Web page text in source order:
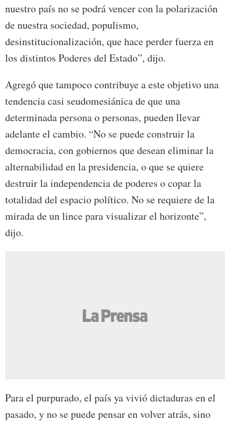
nuestro país no se podrá vencer con la polarización
de nuestra sociedad, populismo,
desinstitucionalización, que hace perder fuerza en
los distintos Poderes del Estado”, dijo.
Agregó que tampoco contribuye a este objetivo una
tendencia casi seudomesiánica de que una
determinada persona o personas, pueden llevar
adelante el cambio. “No se puede construir la
democracia, con gobiernos que desean eliminar la
alternabilidad en la presidencia, o que se quiere
destruir la independencia de poderes o copar la
totalidad del espacio político. No se requiere de la
mirada de un lince para visualizar el horizonte”,
dijo.
Para el purpurado, el país ya vivió dictaduras en el
pasado, y no se puede pensar en volver atrás, sino